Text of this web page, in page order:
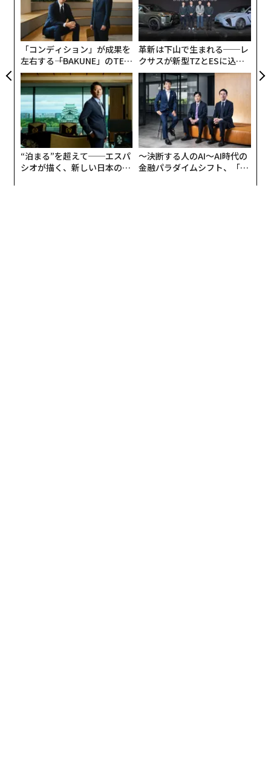
「コンディション」が成果を
左右する――「BAKUNE」のTEN
TIALが支える「挑戦者の明
日」
革新は下山で生まれる──レ
クサスが新型TZとESに込め
た「DISCOVER」の哲学
“泊まる”を超えて──エスパ
シオが描く、新しい日本のラ
〜決断する人のAI〜AI時代の
金融パラダイムシフト、「超